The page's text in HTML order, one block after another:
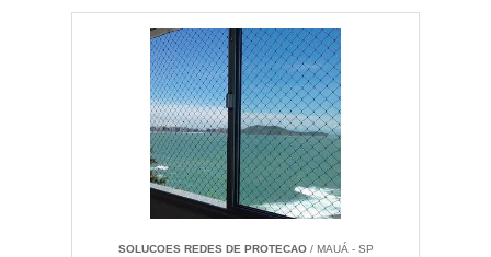
SOLUCOES REDES DE PROTECAO/ MAUÁ - SP